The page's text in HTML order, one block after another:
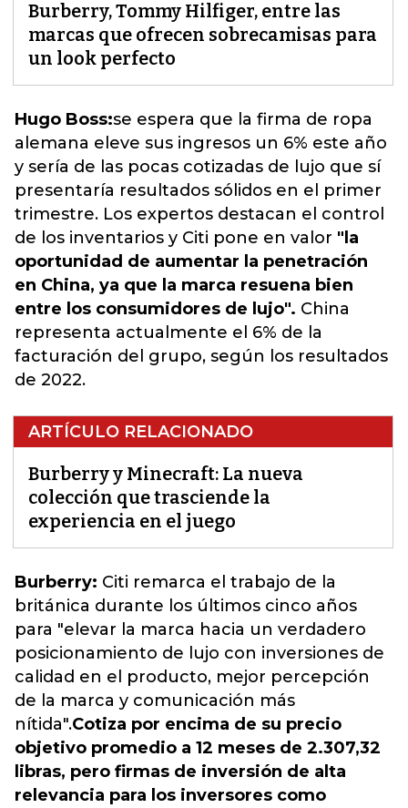
Burberry, Tommy Hilfiger, entre las
marcas que ofrecen sobrecamisas para
un look perfecto
Hugo Boss:se espera que la firma de ropa
alemana eleve sus ingresos un 6% este año
y sería de las pocas cotizadas de lujo que sí
presentaría resultados sólidos en el primer
trimestre. Los expertos destacan el control
de los inventarios y Citi pone en valor "la
oportunidad de aumentar la penetración
en China, ya que la marca resuena bien
entre los consumidores de lujo". China
representa actualmente el 6% de la
facturación del grupo, según los resultados
de 2022.
ARTÍCULO RELACIONADO
Burberry y Minecraft: La nueva
colección que trasciende la
experiencia en el juego
Burberry: Citi remarca el trabajo de la
británica durante los últimos cinco años
para "elevar la marca hacia un verdadero
posicionamiento de lujo con inversiones de
calidad en el producto, mejor percepción
de la marca y comunicación más
nítida".Cotiza por encima de su precio
objetivo promedio a 12 meses de 2.307,32
libras, pero firmas de inversión de alta
relevancia para los inversores como